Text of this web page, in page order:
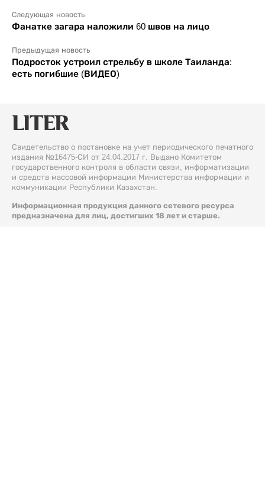
Следующая новость
Фанатке загара наложили 60 швов на лицо
Предыдущая новость
Подросток устроил стрельбу в школе Таиланда:
есть погибшие (ВИДЕО)
Свидетельство о постановке на учет периодического печатного
издания №16475-СИ от 24.04.2017 г. Выдано Комитетом
государственного контроля в области связи, информатизации
и средств массовой информации Министерства информации и
коммуникации Республики Казахстан.
Информационная продукция данного сетевого ресурса
предназначена для лиц, достигших 18 лет и старше.